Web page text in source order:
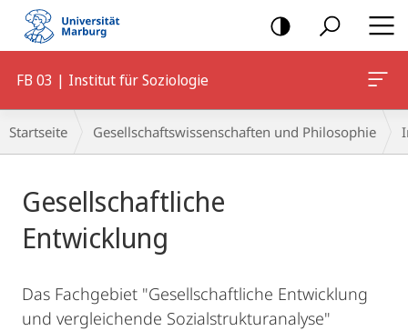
Mobile-
Navigation
FB 03 | Institut für Soziologie
Hauptinhalt
Breadcrumb-
Navigation
Startseite Gesellschaftswissenschaften und Philosophie
Gesellschaftliche
Entwicklung
Das Fachgebiet "Gesellschaftliche Entwicklung
und vergleichende Sozialstrukturanalyse"